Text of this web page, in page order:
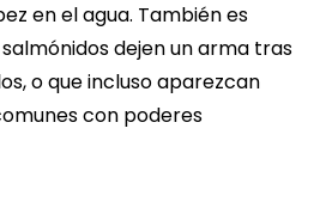
en el agua. También es
dejen un arma tras
o que incluso aparezcan
con poderes